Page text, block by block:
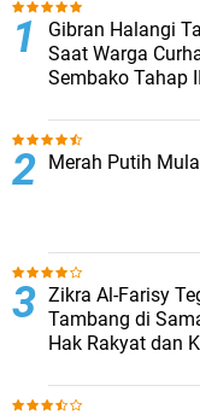
Gibran Halangi
Saat Warga
Sembako Tahap II
Merah Putih
Zikra Al-Farisy
Tambang di
Hak Rakyat dan